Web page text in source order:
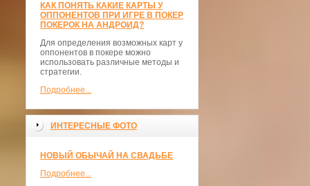
КАК ПОНЯТЬ КАКИЕ КАРТЫ У
ОППОНЕНТОВ ПРИ ИГРЕ В ПОКЕР
ПОКЕРОК НА АНДРОИД?
Для определения возможных карт у
оппонентов в покере можно
использовать различные методы и
стратегии.
Подробнее...
ИНТЕРЕСНЫЕ ФОТО
НОВЫЙ ОБЫЧАЙ НА СВАДЬБЕ
Подробнее...